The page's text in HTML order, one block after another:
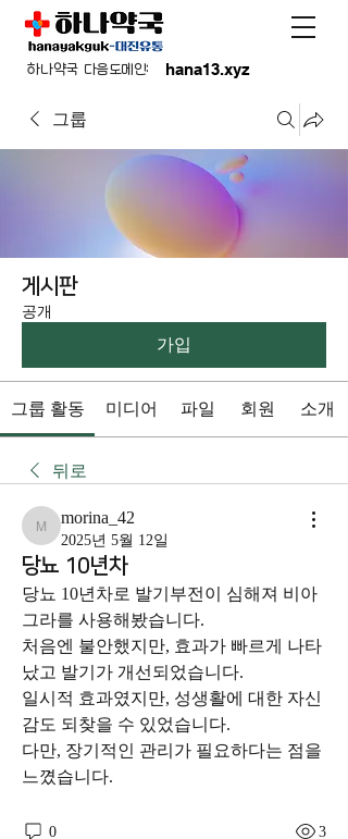
hana13.xyz
하나약국 다음도메인:
그룹
게시판
공개
가입
그룹 활동 미디어 파일 회원 소개
뒤로
morina_42
morina_42
2025년 5월 12일
당뇨 10년차
당뇨 10년차로 발기부전이 심해져 비아
그라를 사용해봤습니다.
처음엔 불안했지만, 효과가 빠르게 나타
났고 발기가 개선되었습니다.
일시적 효과였지만, 성생활에 대한 자신
감도 되찾을 수 있었습니다.
다만, 장기적인 관리가 필요하다는 점을
느꼈습니다.
0 3